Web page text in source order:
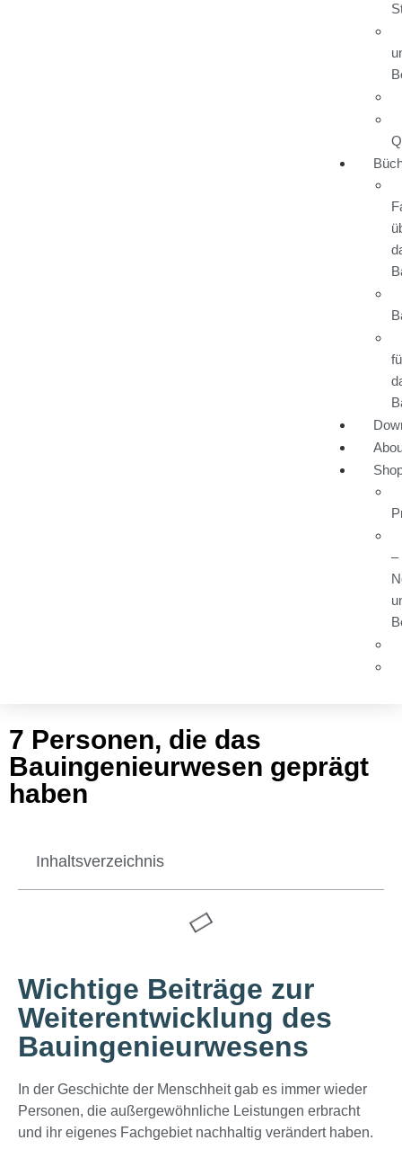
–
7 Personen, die das
Bauingenieurwesen geprägt
haben
Inhaltsverzeichnis
Wichtige Beiträge zur
Weiterentwicklung des
Bauingenieurwesens
In der Geschichte der Menschheit gab es immer wieder
Personen, die außergewöhnliche Leistungen erbracht
und ihr eigenes Fachgebiet nachhaltig verändert haben.